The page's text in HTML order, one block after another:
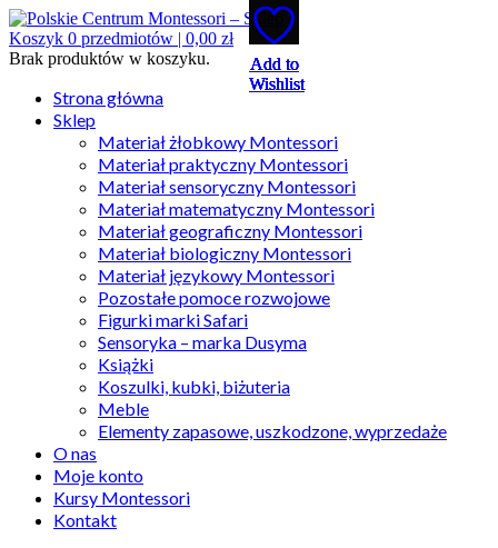
Koszyk 0 przedmiotów | 0,00 zł
Brak produktów w koszyku.
Strona główna
Sklep
Materiał żłobkowy Montessori
Materiał praktyczny Montessori
Materiał sensoryczny Montessori
Materiał matematyczny Montessori
Materiał geograficzny Montessori
Materiał biologiczny Montessori
Materiał językowy Montessori
Pozostałe pomoce rozwojowe
Figurki marki Safari
Sensoryka – marka Dusyma
Książki
Koszulki, kubki, biżuteria
Meble
Elementy zapasowe, uszkodzone, wyprzedaże
O nas
Moje konto
Kursy Montessori
Kontakt
Add to
Wishlist
Add to
Wishlist
Add to
Wishlist
Add to
Wishlist
Add to
Wishlist